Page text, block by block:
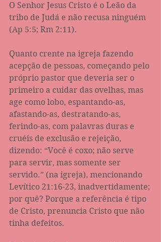
O Senhor Jesus Cristo é o Leão da
tribo de Judá e não recusa ninguém
(Ap 5:5; Rm 2:11).
Quanto crente na igreja fazendo
acepção de pessoas, começando pelo
próprio pastor que deveria ser o
primeiro a cuidar das ovelhas, mas
age como lobo, espantando-as,
afastando-as, destratando-as,
ferindo-as, com palavras duras e
cruéis de exclusão e rejeição,
dizendo: “Você é coxo; não serve
para servir, mas somente ser
servido.” (na igreja), mencionando
Levítico 21:16-23, inadvertidamente;
por quê? Porque a referência é tipo
de Cristo, prenuncia Cristo que não
tinha defeitos.